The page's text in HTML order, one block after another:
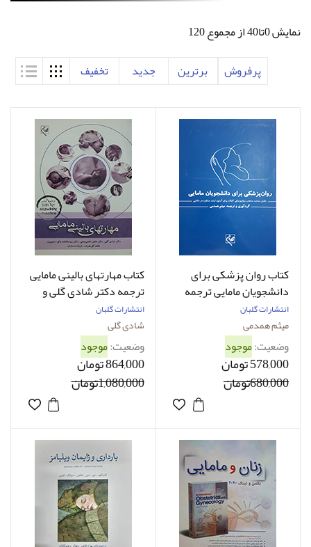
نمایش 0تا40 از مجموع 120
پرفروش
برترین جدید تخفیف
کتاب روان پزشکی برای
دانشجویان مامایی ترجمه
میثم همدمی
انتشارات گلبان
میثم همدمی
وضعیت:موجود
578,000 تومان
680,000تومان
کتاب مهارتهای بالینی مامایی
ترجمه دکتر شادی گلی و
همکاران
انتشارات گلبان
شادی گلی
وضعیت:موجود
864,000 تومان
1,080,000تومان